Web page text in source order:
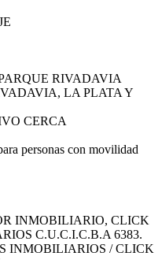
RIVADAVIA
LA PLATA Y
CERCA
personas con movilidad
INMOBILIARIO, CLICK
C.U.C.I.C.B.A 6383.
INMOBILIARIOS / CLICK